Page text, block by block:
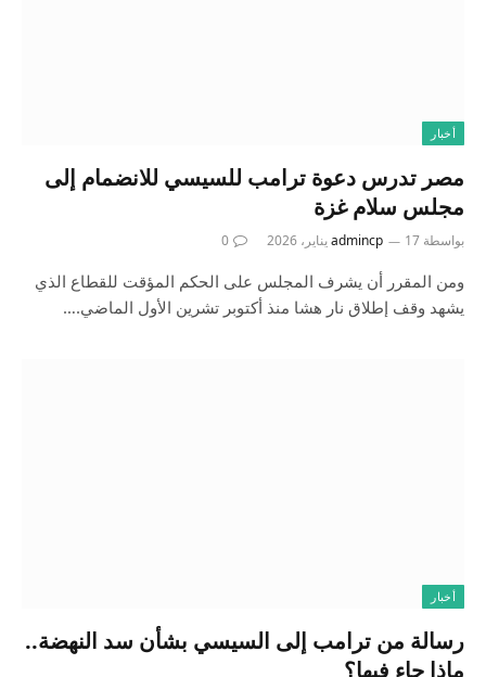
أخبار
مصر تدرس دعوة ترامب للسيسي للانضمام إلى
مجلس سلام غزة
بواسطة admincp 17 يناير، 2026 0
ومن المقرر أن يشرف المجلس على الحكم المؤقت للقطاع الذي
يشهد وقف إطلاق نار هشا منذ أكتوبر تشرين الأول الماضي.…
أخبار
رسالة من ترامب إلى السيسي بشأن سد النهضة..
ماذا جاء فيها؟